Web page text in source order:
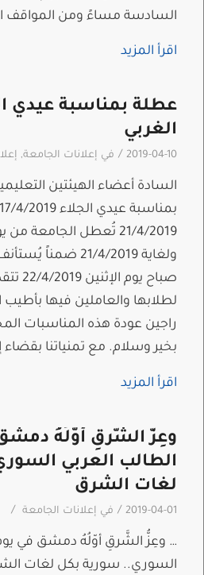
السادسة مساءً ومن المواقف
اقرأ المزيد
عطلة بمناسبة عيدي
الغربي
2019-04-10
/ في إعلانات الجامعة,
السادة أعضاء الهيئتين
ولغاية 21/4/2019
صباح
لطلابها والعاملين فيها بأطيب
راجين عودة هذه المناسبات
بخير وسلام. مع تمنياتنا
اقرأ المزيد
وعِزُّ الشَّرقِ أوّلُهُ
الطالب العربي
لغات الشرق
2019-04-01
/ في إعلانات الجامعة /
… وعِزُّ الشَّرقِ أوّلُهُ دمشق في
السوري.. سورية بكل لغات